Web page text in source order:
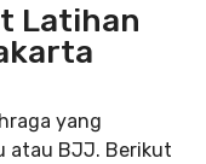
Latihan
yang
atau BJJ. Berikut